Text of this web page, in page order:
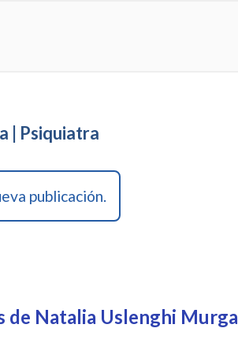
| Psiquiatra
publicación.
de Natalia Uslenghi Murga